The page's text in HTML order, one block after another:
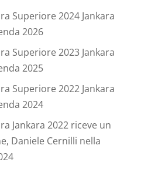
Superiore 2024 Jankara
2026
Superiore 2023 Jankara
2025
Superiore 2022 Jankara
2024
Jankara 2022 riceve un
Daniele Cernilli nella